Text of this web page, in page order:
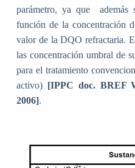
parámetro, ya que
función de la concentración
valor de la DQO refractaria.
las concentración umbral de
para el tratamiento
activo) [IPPC doc. BREF
2006].